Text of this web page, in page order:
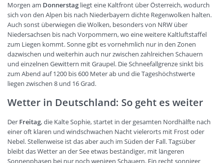
Morgen am Donnerstag liegt eine Kaltfront über Österreich, wodurch
sich von den Alpen bis nach Niederbayern dichte Regenwolken halten.
Auch sonst überwiegen die Wolken, besonders von NRW über
Niedersachsen bis nach Vorpommern, wo eine weitere Kaltluftstaffel
zum Liegen kommt. Sonne gibt es vornehmlich nur in den Zonen
dazwischen und weiterhin auch nur zwischen zahlreichen Schauern
und einzelnen Gewittern mit Graupel. Die Schneefallgrenze sinkt bis
zum Abend auf 1200 bis 600 Meter ab und die Tageshöchstwerte
liegen zwischen 8 und 16 Grad.
Wetter in Deutschland: So geht es weiter
Der Freitag, die Kalte Sophie, startet in der gesamten Nordhälfte nach
einer oft klaren und windschwachen Nacht vielerorts mit Frost oder
Nebel. Stellenweise ist das aber auch im Süden der Fall. Tagsüber
bleibt das Wetter an der See etwas beständiger, mit längeren
Sonnenphasen bei nur noch wenigen Schauern. Ein recht sonniger